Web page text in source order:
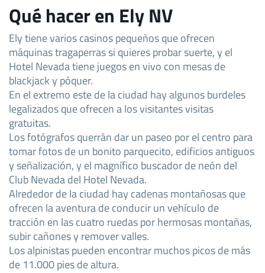
Qué hacer en Ely NV
Ely tiene varios casinos pequeños que ofrecen
máquinas tragaperras si quieres probar suerte, y el
Hotel Nevada tiene juegos en vivo con mesas de
blackjack y póquer.
En el extremo este de la ciudad hay algunos burdeles
legalizados que ofrecen a los visitantes visitas
gratuitas.
Los fotógrafos querrán dar un paseo por el centro para
tomar fotos de un bonito parquecito, edificios antiguos
y señalización, y el magnífico buscador de neón del
Club Nevada del Hotel Nevada.
Alrededor de la ciudad hay cadenas montañosas que
ofrecen la aventura de conducir un vehículo de
tracción en las cuatro ruedas por hermosas montañas,
subir cañones y remover valles.
Los alpinistas pueden encontrar muchos picos de más
de 11.000 pies de altura.